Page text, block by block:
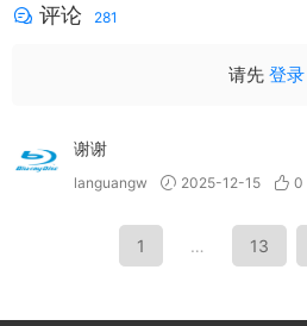
评论 281
请先 登录
谢谢
languangw 2025-12-15 0
1 … 13